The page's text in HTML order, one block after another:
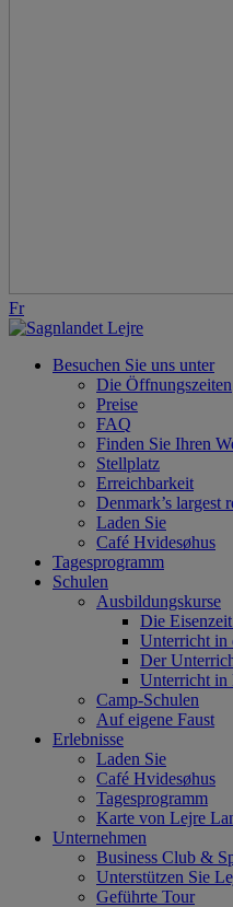
Fr
Besuchen Sie uns unter
Die Öffnungszeiten
Preise
FAQ
Finden Sie Ihren
Stellplatz
Erreichbarkeit
Denmark’s largest
Laden Sie
Café Hvidesøhus
Tagesprogramm
Schulen
Ausbildungskurse
Die
Unterricht in
Der
Unterricht in
Camp-Schulen
Auf eigene Faust
Erlebnisse
Laden Sie
Café Hvidesøhus
Tagesprogramm
Karte von Lejre
Unternehmen
Business Club &
Unterstützen Sie
Geführte Tour